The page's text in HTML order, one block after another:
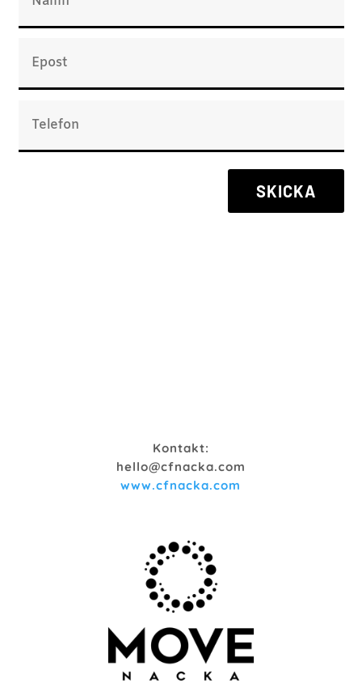
SKICKA
Kontakt:
hello@cfnacka.com
www.cfnacka.com